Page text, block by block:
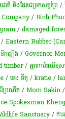
ាតិ និងដែនជម្រកសត្វព្រៃ /
/Binh
/damaged
/Eastern Rubber
កភ្លៀង /Governor
timber/អ្នកកាប់ឈើខុស
/ខេង ទីតូ /kratie /
ប្រណីត /Mom Sakin
Spokesman
Sanctuary /ក